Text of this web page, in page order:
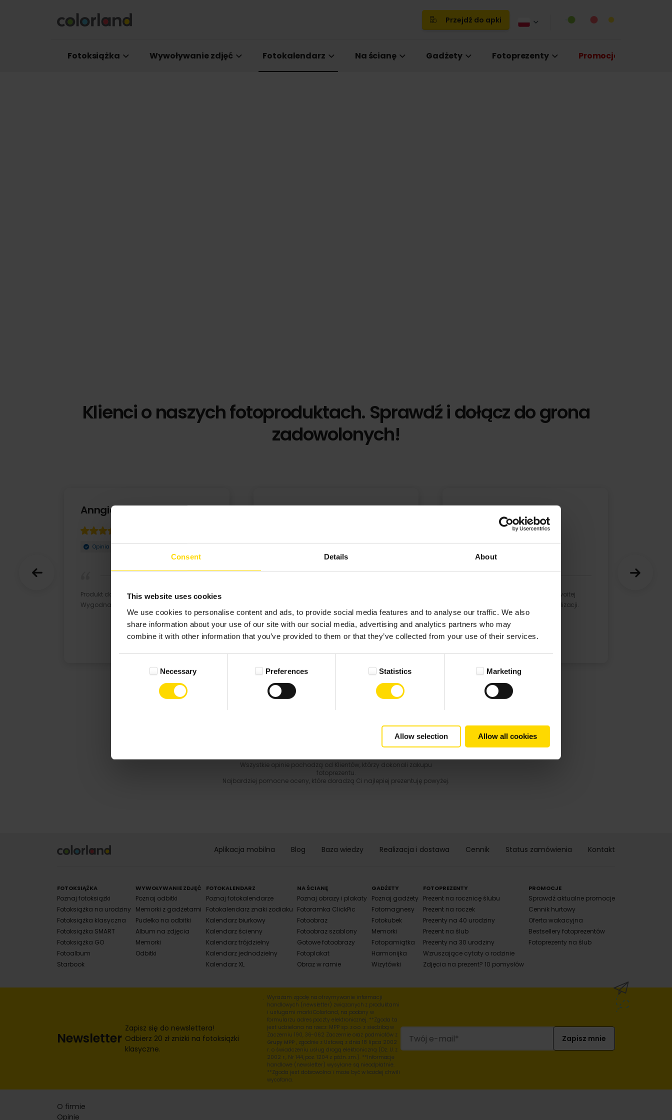
Consent Details About
This website uses cookies
We use cookies to personalise content and ads, to provide social media features and to analyse our traffic. We also
share information about your use of our site with our social media, advertising and analytics partners who may
combine it with other information that you’ve provided to them or that they’ve collected from your use of their services.
Necessary Preferences Statistics Marketing
Allow selection Allow all cookies
Przejdź do apki
Fotoksiążka Wywoływanie zdjęć Fotokalendarz Na ścianę Gadżety Fotoprezenty Promocje
Klienci o naszych fotoproduktach. Sprawdź i dołącz do grona
zadowolonych!
Anngie
Opinia zweryfikowana
Produkt dobrej jakości, szybka realizacja.
Wygodna aplikacja.
Gosia
pod choinkę . Ogólnie jes ...
Rozwiń
Mariola
20-12-2022
Jak zawsze super jakość, w przyzwoitej
cenie. Do tego szybciutki czas realizacji.
Polecam w 100%
4.9 z 5.0
Wynik podany jest na podstawie 117 opinii.
Zobacz wszystkie
Wszystkie opinie pochodzą od Klientów, którzy dokonali zakupu
fotoprezentu.
Najbardziej pomocne oceny, które doradzą Ci najlepiej prezentuję powyżej.
Aplikacja mobilna Blog Baza wiedzy Realizacja i dostawa Cennik Status zamówienia Kontakt
FOTOKSIĄŻKA
Poznaj fotoksiążki
Fotoksiążka na urodziny
Fotoksiążka klasyczna
Fotoksiążka SMART
Fotoksiążka GO
Fotoalbum
Starbook
WYWOŁYWANIE ZDJĘĆ
Poznaj odbitki
Memorki z gadżetami
Pudełko na odbitki
Album na zdjęcia
Memorki
Odbitki
FOTOKALENDARZ
Poznaj fotokalendarze
Fotokalendarz znaki zodiaku
Kalendarz biurkowy
Kalendarz ścienny
Kalendarz trójdzielny
Kalendarz jednodzielny
Kalendarz XL
NA ŚCIANĘ
Poznaj obrazy i plakaty
Fotoramka ClickPic
Fotoobraz
Fotoobraz szablony
Gotowe fotoobrazy
Fotoplakat
Obraz w ramie
GADŻETY
Poznaj gadżety
Fotomagnesy
Fotokubek
Memorki
Fotopamiątka
Harmonijka
Wizytówki
FOTOPREZENTY
Prezent na rocznicę ślubu
Prezent na roczek
Prezenty na 40 urodziny
Prezent na ślub
Prezenty na 30 urodziny
Wzruszające cytaty o rodzinie
Zdjęcia na prezent? 10 pomysłów
PROMOCJE
Sprawdź aktualne promocje
Cennik hurtowy
Oferta wakacyjna
Bestsellery fotoprezentów
Fotoprezenty na ślub
Newsletter
Zapisz się do newslettera!
Odbierz 20 zł zniżki na fotoksiążki
klasyczne.
Wyrażam zgodę na otrzymywanie informacji
handlowych (newsletter) związanych z produktami
i usługami marki Colorland, na podany w
formularzu adres poczty elektronicznej. **Zgoda ta
jest udzielana na rzecz: MPP sp. z o.o. z siedzibą w
Zaczerniu 190, 36-062 Zaczernie oraz podmiotów z
Grupy MPP, zgodnie z Ustawą z dnia 18 lipca 2002
r. o świadczeniu usług drogą elektroniczną (Dz. U. z
2002 r., Nr 144, poz. 1204 z późn. zm.). **Informacje
handlowe (newsletter) wysyłane są nieodpłatnie.
**Zgoda jest dobrowolna i może być w każdej chwili
wycofana.
O firmie
Opinie